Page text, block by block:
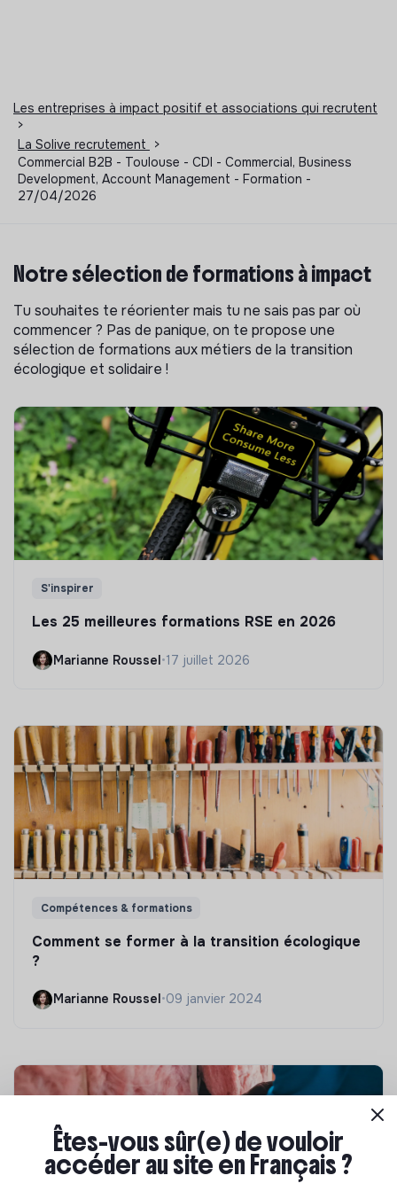
Les entreprises à impact positif et associations qui recrutent
>
La Solive recrutement
>
Commercial B2B - Toulouse - CDI - Commercial, Business
Development, Account Management - Formation -
27/04/2026
Notre sélection de formations à impact
Tu souhaites te réorienter mais tu ne sais pas par où
commencer ? Pas de panique, on te propose une
sélection de formations aux métiers de la transition
écologique et solidaire !
S'inspirer
Les 25 meilleures formations RSE en 2026
Marianne Roussel•17 juillet 2026
Compétences & formations
Comment se former à la transition écologique
?
Marianne Roussel •09 janvier 2024
Êtes-vous sûr(e) de vouloir
accéder au site en Français ?